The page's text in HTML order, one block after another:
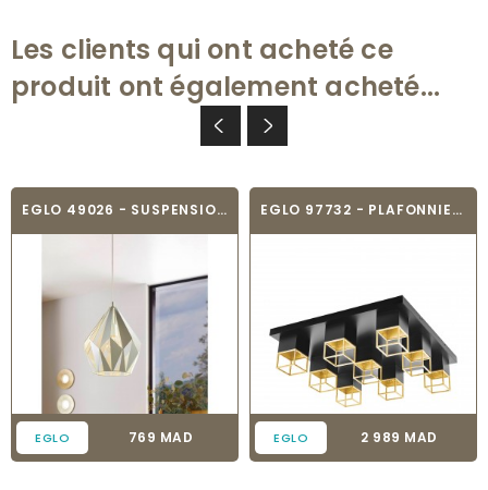
Les clients qui ont acheté ce
produit ont également acheté...
EGLO 49026 - SUSPENSION VINTAGE - CARLTON-P
EGLO Prix
769 MAD
EGLO 97732 - PLAFONNIER - MONTEBALDO
EGLO Prix
2 989 MAD